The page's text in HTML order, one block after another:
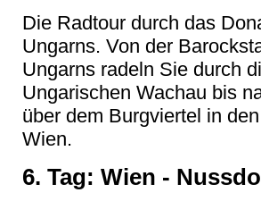
Die Radtour durch das
Ungarns. Von der
Ungarns radeln Sie durch
Ungarischen Wachau bis
über dem Burgviertel in
Wien.
6. Tag: Wien -